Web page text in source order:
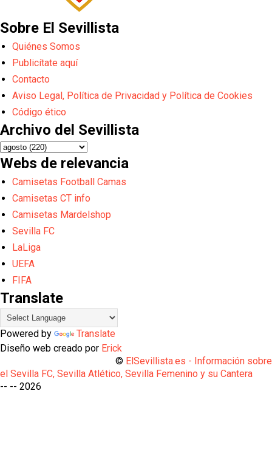
Sobre El Sevillista
Quiénes Somos
Publicítate aquí
Contacto
Aviso Legal, Política de Privacidad y Política de Cookies
Código ético
Archivo del Sevillista
Webs de relevancia
Camisetas Football Camas
Camisetas CT info
Camisetas Mardelshop
Sevilla FC
LaLiga
UEFA
FIFA
Translate
Powered by
Translate
Diseño web creado por Erick
© ElSevillista.es - Información sobre
el Sevilla FC, Sevilla Atlético, Sevilla Femenino y su Cantera
-- -- 2026